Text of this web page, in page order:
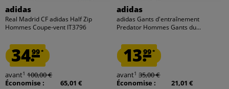
adidas
Real Madrid CF adidas Half Zip
Hommes Coupe-vent IT3796
34.99*
avant1 100,00 €
Économise :
65,01 €
adidas
adidas Gants d'entraînement
Predator Hommes Gants du...
13.99*
avant1 35,00 €
Économise :
21,01 €